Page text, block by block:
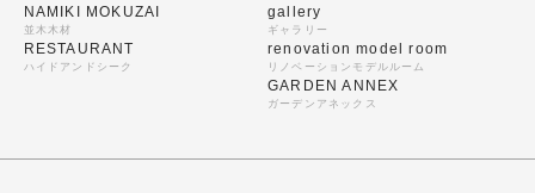
NAMIKI MOKUZAI
並木木材
RESTAURANT
ハイドアンドシーク
gallery
ギャラリー
renovation model room
リノベーションモデルルーム
GARDEN ANNEX
ガーデンアネックス